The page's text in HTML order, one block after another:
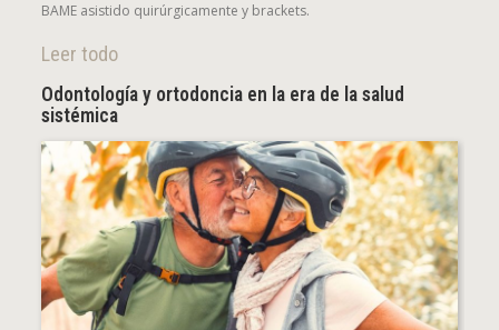
BAME asistido quirúrgicamente y brackets.
Leer todo
Odontología y ortodoncia en la era de la salud
sistémica